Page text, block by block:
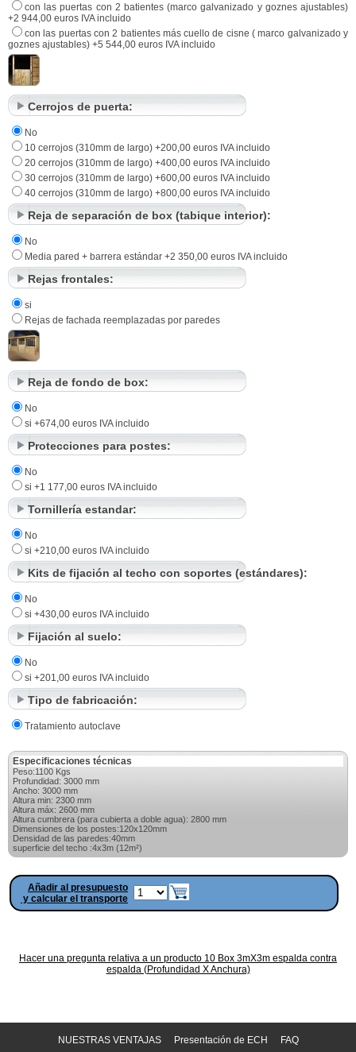
con las puertas con 2 batientes (marco galvanizado y goznes ajustables)
+2 944,00 euros IVA incluido
con las puertas con 2 batientes más cuello de cisne ( marco galvanizado y
goznes ajustables) +5 544,00 euros IVA incluido
Cerrojos de puerta:
No
10 cerrojos (310mm de largo) +200,00 euros IVA incluido
20 cerrojos (310mm de largo) +400,00 euros IVA incluido
30 cerrojos (310mm de largo) +600,00 euros IVA incluido
40 cerrojos (310mm de largo) +800,00 euros IVA incluido
Reja de separación de box (tabique interior):
No
Media pared + barrera estándar +2 350,00 euros IVA incluido
Rejas frontales:
si
Rejas de fachada reemplazadas por paredes
Reja de fondo de box:
No
si +674,00 euros IVA incluido
Protecciones para postes:
No
si +1 177,00 euros IVA incluido
Tornillería estandar:
No
si +210,00 euros IVA incluido
Kits de fijación al techo con soportes (estándares):
No
si +430,00 euros IVA incluido
Fijación al suelo:
No
si +201,00 euros IVA incluido
Tipo de fabricación:
Tratamiento autoclave
Especificaciones técnicas
Peso:1100 Kgs
Profundidad: 3000 mm
Ancho: 3000 mm
Altura min: 2300 mm
Altura máx: 2600 mm
Altura cumbrera (para cubierta a doble agua): 2800 mm
Dimensiones de los postes:120x120mm
Densidad de las paredes:40mm
superficie del techo :4x3m (12m²)
Añadir al presupuesto
y calcular el transporte
Hacer una pregunta relativa a un producto 10 Box 3mX3m espalda contra
espalda (Profundidad X Anchura)
NUESTRAS VENTAJAS Presentación de ECH FAQ